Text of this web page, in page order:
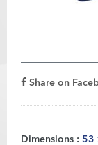
Share on
Dimensions : 53